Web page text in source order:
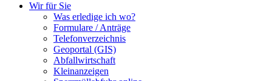
Wir für Sie
Was erledige ich wo?
Formulare / Anträge
Telefonverzeichnis
Geoportal (GIS)
Abfallwirtschaft
Kleinanzeigen